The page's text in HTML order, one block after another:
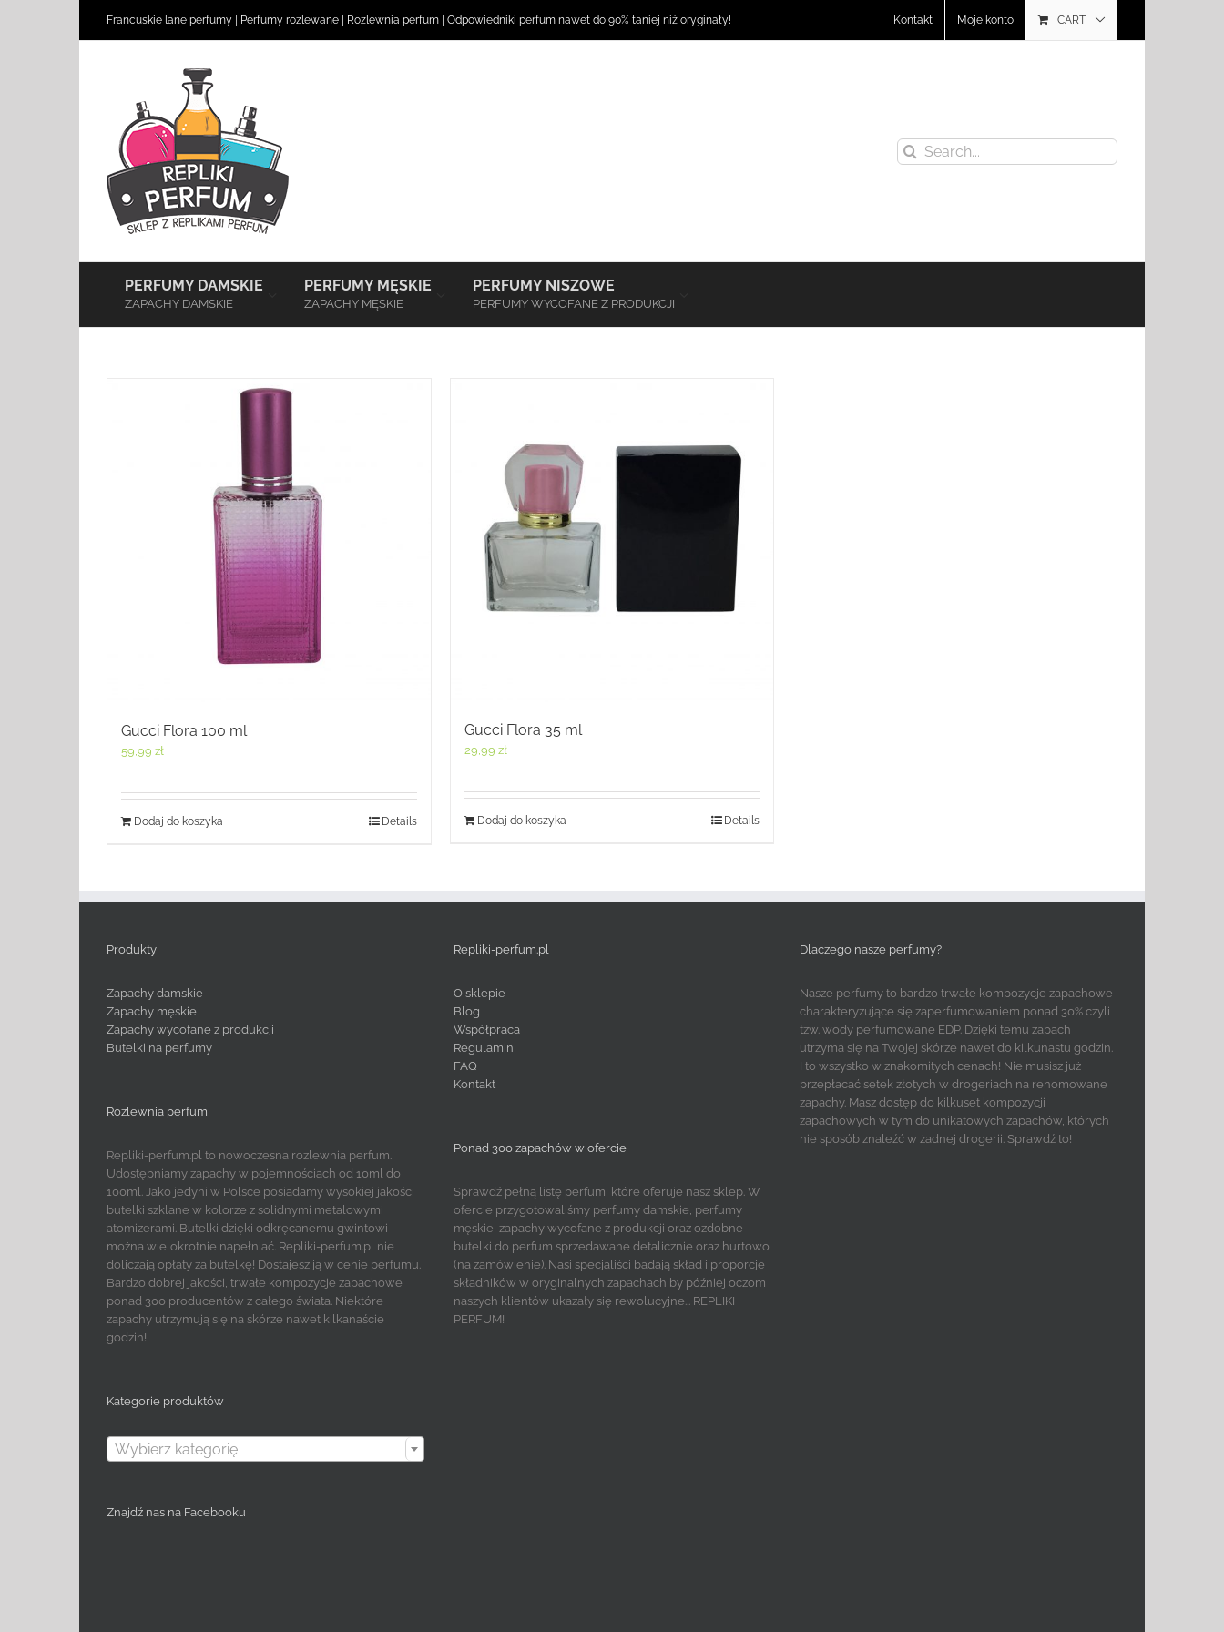
Francuskie lane perfumy Perfumy rozlewane Rozlewnia perfum Odpowiedniki perfum nawet do 90% taniej niż oryginały! Kontakt Moje konto CART
Search
for:
PERFUMY DAMSKIE
ZAPACHY DAMSKIE
PERFUMY MĘSKIE
ZAPACHY MĘSKIE
PERFUMY NISZOWE
PERFUMY WYCOFANE Z PRODUKCJI
Gucci Flora 100 ml
59,99 zł
Dodaj do koszyka Details
Gucci Flora 35 ml
29,99 zł
Dodaj do koszyka Details
Produkty
Zapachy damskie
Zapachy męskie
Zapachy wycofane z produkcji
Butelki na perfumy
Rozlewnia perfum
Repliki-perfum.pl to nowoczesna rozlewnia perfum.
Udostępniamy zapachy w pojemnościach od 10ml do
100ml. Jako jedyni w Polsce posiadamy wysokiej jakości
butelki szklane w kolorze z solidnymi metalowymi
atomizerami. Butelki dzięki odkręcanemu gwintowi
można wielokrotnie napełniać. Repliki-perfum.pl nie
doliczają opłaty za butelkę! Dostajesz ją w cenie perfumu.
Bardzo dobrej jakości, trwałe kompozycje zapachowe
ponad 300 producentów z całego świata. Niektóre
zapachy utrzymują się na skórze nawet kilkanaście
godzin!
Kategorie produktów
Wybierz kategorię
Znajdź nas na Facebooku
Repliki-perfum.pl
O sklepie
Blog
Współpraca
Regulamin
FAQ
Kontakt
Ponad 300 zapachów w ofercie
Sprawdź pełną listę perfum, które oferuje nasz sklep. W
ofercie przygotowaliśmy perfumy damskie, perfumy
męskie, zapachy wycofane z produkcji oraz ozdobne
butelki do perfum sprzedawane detalicznie oraz hurtowo
(na zamówienie). Nasi specjaliści badają skład i proporcje
składników w oryginalnych zapachach by później oczom
naszych klientów ukazały się rewolucyjne... REPLIKI
PERFUM!
Dlaczego nasze perfumy?
Nasze perfumy to bardzo trwałe kompozycje zapachowe
charakteryzujące się zaperfumowaniem ponad 30% czyli
tzw. wody perfumowane EDP. Dzięki temu zapach
utrzyma się na Twojej skórze nawet do kilkunastu godzin.
I to wszystko w znakomitych cenach! Nie musisz już
przepłacać setek złotych w drogeriach na renomowane
zapachy. Masz dostęp do kilkuset kompozycji
zapachowych w tym do unikatowych zapachów, których
nie sposób znaleźć w żadnej drogerii. Sprawdź to!